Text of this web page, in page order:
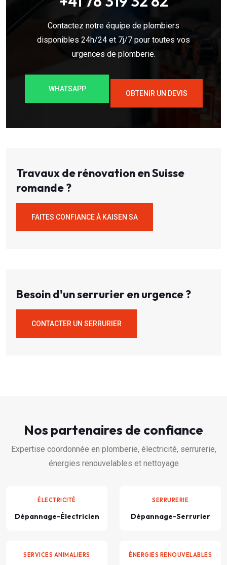
Contactez notre équipe de plombiers
disponibles 24h/24 et 7j/7 pour toutes vos
urgences de plomberie.
WHATSAPP
OBTENIR UN DEVIS
Travaux de rénovation en Suisse
romande ?
FAITES CONFIANCE À KAISEN SA
Besoin d'un serrurier en urgence ?
CONTACTER UN SERRURIER
Nos partenaires de confiance
Expertise coordonnée en plomberie, électricité, serrurerie,
énergies renouvelables et nettoyage
ÉLECTRICITÉ
Dépannage-Électricien
SERRURERIE
Dépannage-Serrurier
SERVICES ANIMALIERS ÉNERGIES RENOUVELABLES